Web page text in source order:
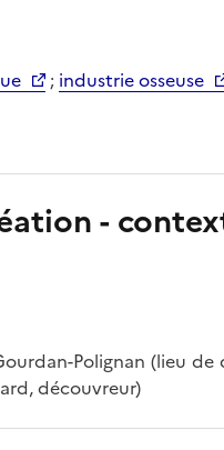
; industrie osseuse
-
Polignan (lieu
découvreur)